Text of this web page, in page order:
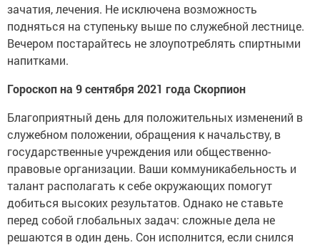
зачатия, лечения. Не исключена возможность
подняться на ступеньку выше по служебной лестнице.
Вечером постарайтесь не злоупотреблять спиртными
напитками.
Гороскоп на 9 сентября 2021 года Скорпион
Благоприятный день для положительных изменений в
служебном положении, обращения к начальству, в
государственные учреждения или общественно-
правовые организации. Ваши коммуникабельность и
талант располагать к себе окружающих помогут
добиться высоких результатов. Однако не ставьте
перед собой глобальных задач: сложные дела не
решаются в один день. Сон исполнится, если снился